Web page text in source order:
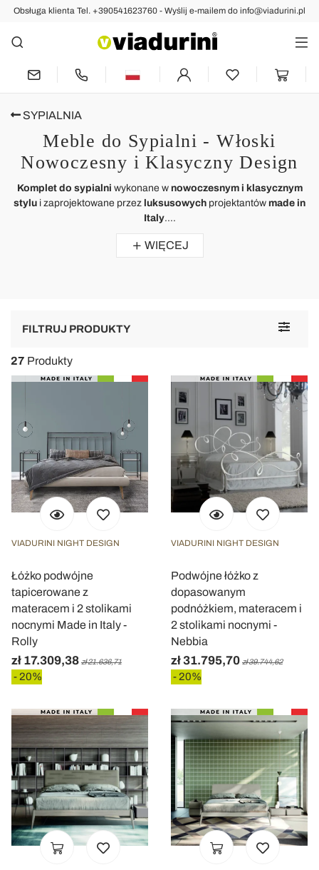
Obsługa klienta Tel. +390541623760 - Wyślij e-mailem do info@viadurini.pl
SYPIALNIA
Meble do Sypialni - Włoski
Nowoczesny i Klasyczny Design
Komplet do sypialni wykonane w nowoczesnym i klasycznym
stylu i zaprojektowane przez luksusowych projektantów made in
Italy....
WIĘCEJ
Toggle
FILTRUJ PRODUKTY
27 Produkty
VIADURINI NIGHT DESIGN
Łóżko podwójne
tapicerowane z
materacem i 2 stolikami
nocnymi Made in Italy -
Rolly
zł 17.309,38 zł 21.636,71
- 20%
VIADURINI NIGHT DESIGN
Podwójne łóżko z
dopasowanym
podnóżkiem, materacem i
2 stolikami nocnymi -
Nebbia
zł 31.795,70 zł 39.744,62
- 20%